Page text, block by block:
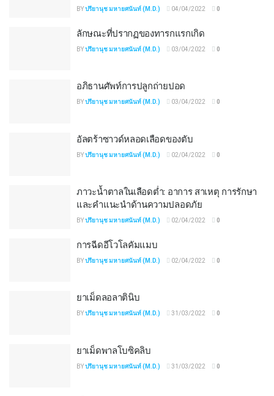
BYปรียานุช มหายศนันท์ (M.D.) 04/04/2022 0
ลักษณะที่ปรากฏของทารกแรกเกิด
BYปรียานุช มหายศนันท์ (M.D.) 03/04/2022 0
อภิธานศัพท์การปลูกถ่ายปอด
BYปรียานุช มหายศนันท์ (M.D.) 03/04/2022 0
อัลตร้าซาวด์หลอดเลือดของตับ
BYปรียานุช มหายศนันท์ (M.D.) 02/04/2022 0
ภาวะน้ำตาลในเลือดต่ำ: อาการ สาเหตุ การรักษา
และคำแนะนำด้านความปลอดภัย
BYปรียานุช มหายศนันท์ (M.D.) 02/04/2022 0
การฉีดอีโวโลคัมแมบ
BYปรียานุช มหายศนันท์ (M.D.) 02/04/2022 0
ยาเม็ดลอลาตินิบ
BYปรียานุช มหายศนันท์ (M.D.) 31/03/2022 0
ยาเม็ดพาลโบซิคลิบ
BYปรียานุช มหายศนันท์ (M.D.) 31/03/2022 0